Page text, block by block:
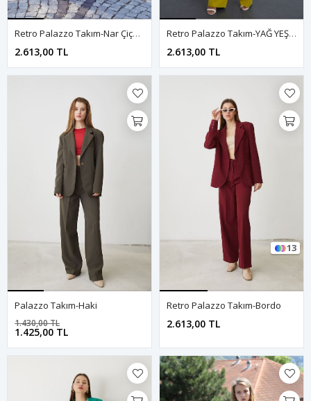
Retro Palazzo Takım-Nar Çiçeği
2.613,00 TL
Retro Palazzo Takım-YAĞ YEŞİLİ
2.613,00 TL
Palazzo Takım-Haki
1.425,00 TL
1.430,00 TL
13
Retro Palazzo Takım-Bordo
2.613,00 TL